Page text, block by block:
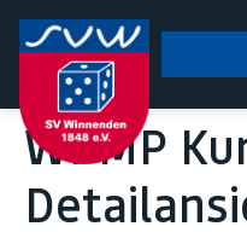
springen
WPMP